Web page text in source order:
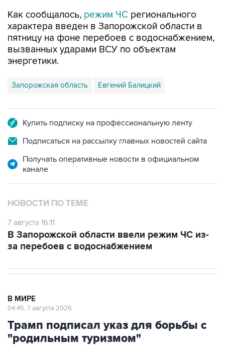
Как сообщалось, режим ЧС регионального
характера введен в Запорожской области в
пятницу на фоне перебоев с водоснабжением,
вызванных ударами ВСУ по объектам
энергетики.
Запорожская область Евгений Балицкий
Купить подписку на профессиональную ленту
Подписаться на рассылку главных новостей сайта
Получать оперативные новости в официальном
канале
НОВОСТИ ПО ТЕМЕ
7 августа 16:11
В Запорожской области ввели режим ЧС из-
за перебоев с водоснабжением
В МИРЕ
04:45, 7 августа 2026
Трамп подписал указ для борьбы с
"родильным туризмом"